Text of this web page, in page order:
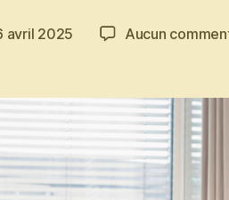
avril 2025 Aucun